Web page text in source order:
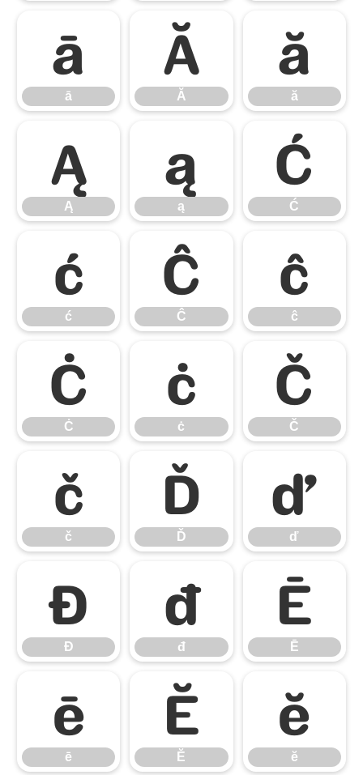
ā
ā Ă
Ă ă
ă
Ą
Ą ą
ą Ć
Ć
ć
ć Ĉ
Ĉ ĉ
ĉ
Ċ
Ċ ċ
ċ Č
Č
č
č Ď
Ď ď
ď
Đ
Đ đ
đ Ē
Ē
ē
ē Ĕ
Ĕ ĕ
ĕ